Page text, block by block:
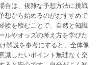
合は、複雑な予想方法に挑戦
想から始めるのがおすすめで
験を積むことで、自然と知識
ルやオッズの考え方を学びた
解説を参考にすると、全体像
識したいポイント無理なく楽